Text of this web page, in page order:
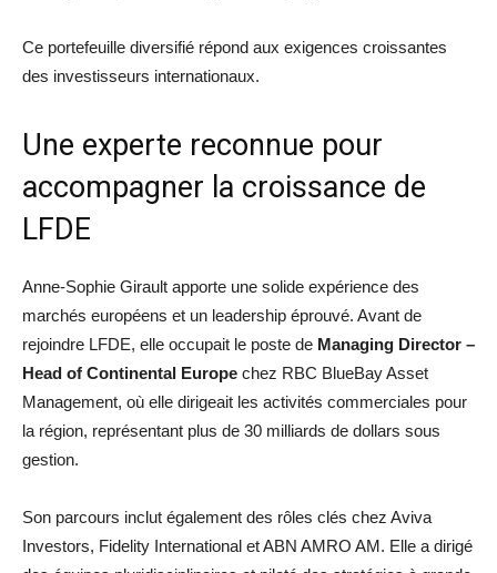
Ce portefeuille diversifié répond aux exigences croissantes
des investisseurs internationaux.
Une experte reconnue pour
accompagner la croissance de
LFDE
Anne-Sophie Girault apporte une solide expérience des
marchés européens et un leadership éprouvé. Avant de
rejoindre LFDE, elle occupait le poste de Managing Director –
Head of Continental Europe chez RBC BlueBay Asset
Management, où elle dirigeait les activités commerciales pour
la région, représentant plus de 30 milliards de dollars sous
gestion.
Son parcours inclut également des rôles clés chez Aviva
Investors, Fidelity International et ABN AMRO AM. Elle a dirigé